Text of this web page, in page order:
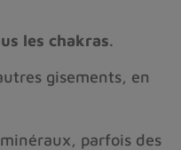
les chakras.
gisements, en
parfois des